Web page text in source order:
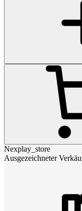
Nexplay_store
Ausgezeichneter